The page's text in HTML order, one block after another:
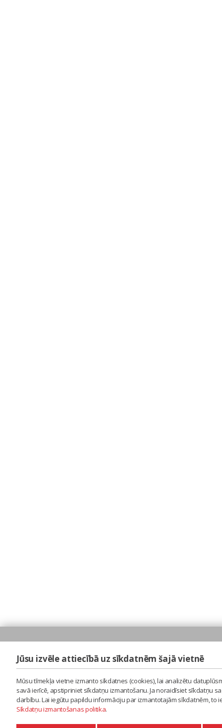
Jūsu izvēle attiecībā uz sīkdatnēm šajā vietnē
Mūsu tīmekļa vietne izmanto sīkdatnes (cookies), lai analizētu
savā ierīcē, apstipriniet sīkdatņu izmantošanu. Ja noraidīsiet sīkdatņu
darbību. Lai iegūtu papildu informāciju par izmantotajām sīkdatnēm,
Sīkdatņu izmantošanas politika.